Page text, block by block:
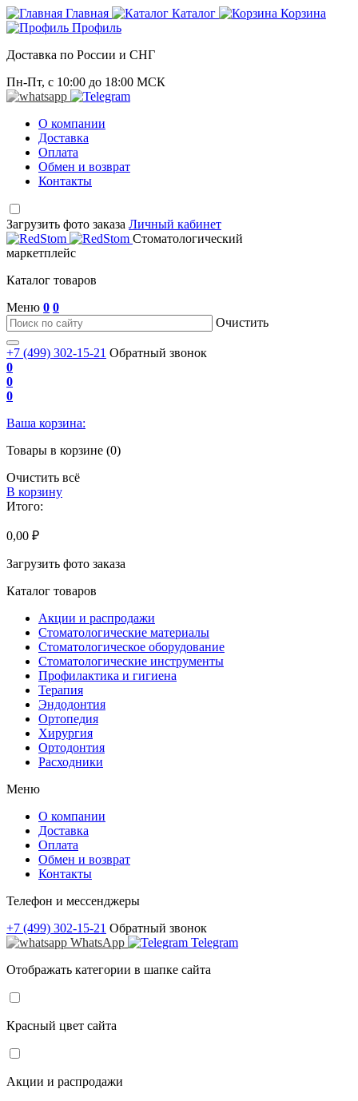
Главная Каталог
Корзина
Профиль
Доставка по России и СНГ
Пн-Пт, с 10:00 до 18:00 МСК
О компании
Доставка
Оплата
Обмен и возврат
Контакты
Загрузить фото заказа Личный кабинет
Стоматологический
маркетплейс
Каталог товаров
Меню 0 0
Очистить
+7 (499) 302-15-21 Обратный звонок
0
0
0
Ваша корзина:
Товары в корзине (0)
Очистить всё
В корзину
Итого:
0,00 ₽
Загрузить фото заказа
Каталог товаров
Акции и распродажи
Стоматологические материалы
Стоматологическое оборудование
Стоматологические инструменты
Профилактика и гигиена
Терапия
Эндодонтия
Ортопедия
Хирургия
Ортодонтия
Расходники
Меню
О компании
Доставка
Оплата
Обмен и возврат
Контакты
Телефон и мессенджеры
+7 (499) 302-15-21 Обратный звонок
WhatsApp
Telegram
Отображать категории в шапке сайта
Красный цвет сайта
Акции и распродажи